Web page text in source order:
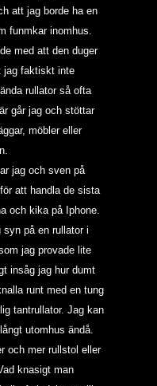
att jag borde ha en
funmkar inomhus.
med att den duger
jag faktiskt inte
rullator så ofta
går jag och stöttar
möbler eller
jag och sven på
att handla de sista
och kika på Iphone.
syn på en rullator i
jag provade lite
insåg jag hur dumt
runt med en tung
tantrullator. Jag kan
utomhus ändå.
och mer rullstol eller
knasigt man